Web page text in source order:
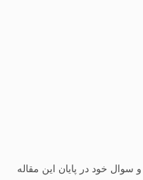
سوال خود در پایان این مقاله